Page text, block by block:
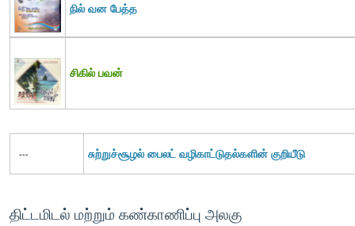
நில் வன பேத்த
சிகில் பவன்
--- சுற்றுச்சூழல் பைலட் வழிகாட்டுதல்களின் குறியீடு
திட்டமிடல் மற்றும் கண்காணிப்பு அலகு